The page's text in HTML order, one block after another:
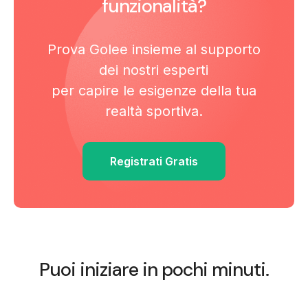
funzionalità?
Prova Golee insieme al supporto
dei nostri esperti
per capire le esigenze della tua
realtà sportiva.
Registrati Gratis
Puoi iniziare in pochi minuti.